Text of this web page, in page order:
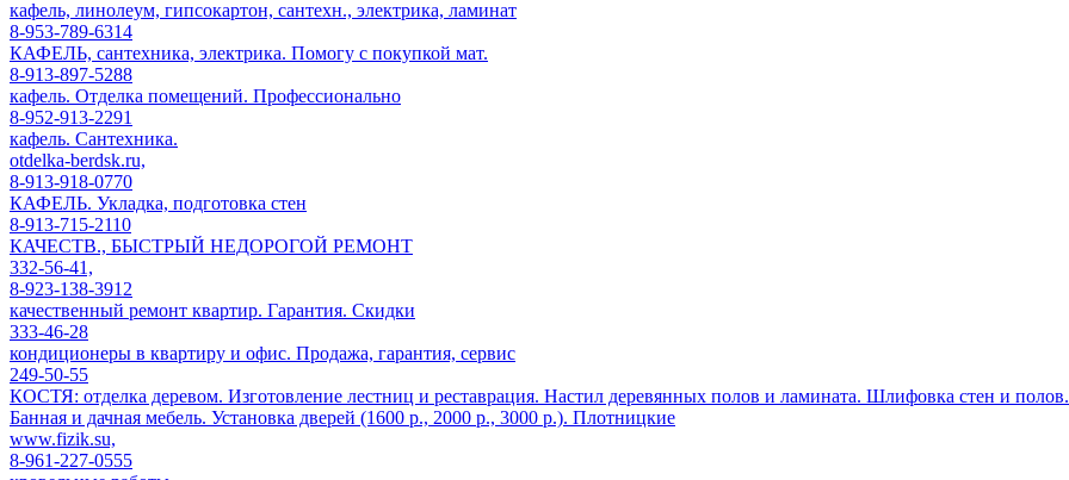
кафель, линолеум, гипсокартон, сантехн., электрика, ламинат
8-953-789-6314
КАФЕЛЬ, сантехника, электрика. Помогу с покупкой мат.
8-913-897-5288
кафель. Отделка помещений. Профессионально
8-952-913-2291
кафель. Сантехника.
otdelka-berdsk.ru,
8-913-918-0770
КАФЕЛЬ. Укладка, подготовка стен
8-913-715-2110
КАЧЕСТВ., БЫСТРЫЙ НЕДОРОГОЙ РЕМОНТ
332-56-41,
8-923-138-3912
качественный ремонт квартир. Гарантия. Скидки
333-46-28
кондиционеры в квартиру и офис. Продажа, гарантия, сервис
249-50-55
КОСТЯ: отделка деревом. Изготовление лестниц и реставрация. Настил деревянных полов и ламината. Шлифовка стен и
Банная и дачная мебель. Установка дверей (1600 р., 2000 р., 3000 р.). Плотницкие
www.fizik.su,
8-961-227-0555